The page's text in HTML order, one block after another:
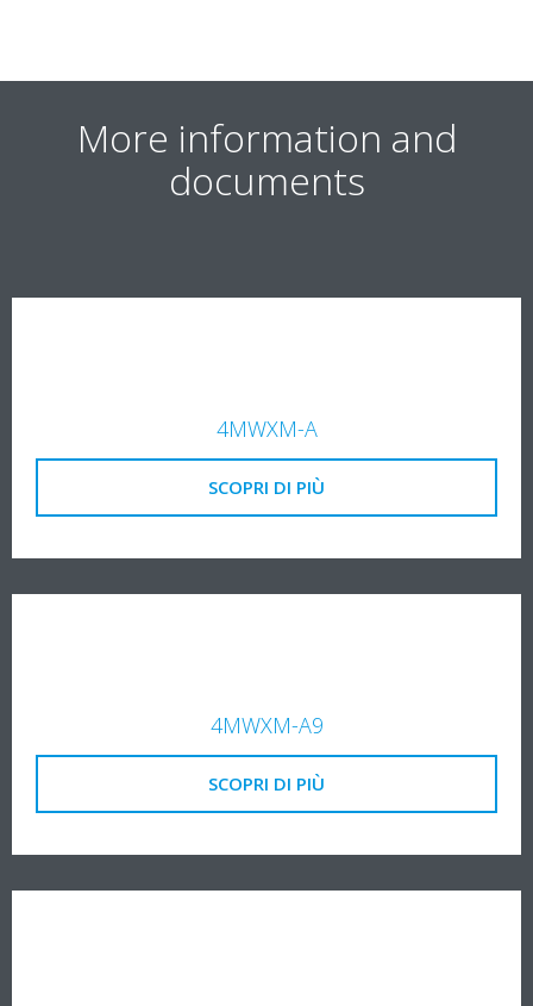
More information and
documents
4MWXM-A
SCOPRI DI PIÙ
4MWXM-A9
SCOPRI DI PIÙ